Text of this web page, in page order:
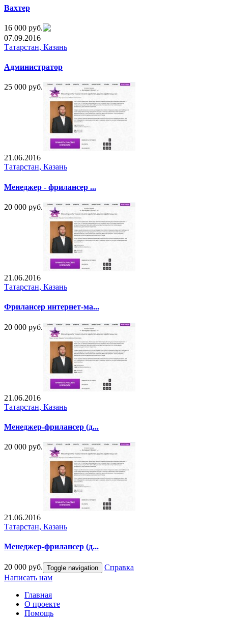
Вахтер
16 000 руб.
07.09.2016
Татарстан, Казань
Администратор
25 000 руб.
21.06.2016
Татарстан, Казань
Менеджер - фрилансер ...
20 000 руб.
21.06.2016
Татарстан, Казань
Фрилансер интернет-ма...
20 000 руб.
21.06.2016
Татарстан, Казань
Менеджер-фрилансер (д...
20 000 руб.
21.06.2016
Татарстан, Казань
Менеджер-фрилансер (д...
20 000 руб. Toggle navigation
Справка
Написать нам
Главная
О проекте
Помощь